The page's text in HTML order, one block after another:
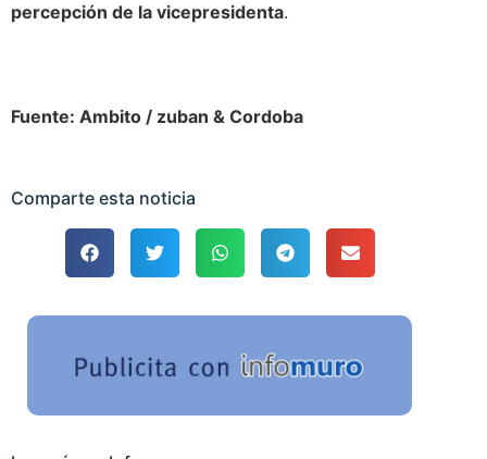
percepción de la vicepresidenta.
Fuente: Ambito / zuban & Cordoba
Comparte esta noticia